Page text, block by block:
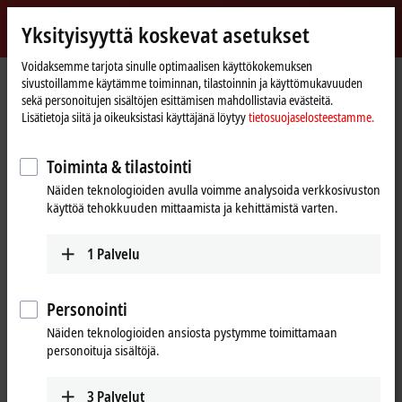
Beckhoff
-
New
Automation
Technology
myBeckhoff
KotisivuTuki
Tervetuloa webinaareihimme
TwinSAFE Tutorial 9: Realization of Safe Brake Test with an AX8000
Kun napsautat ”Hyväksy”, näytämme videon ja mukautamme
Yksityisyyttä koskevat asetukset
Voidaksemme tarjota sinulle optimaalisen käyttökokemuksen
sivustoillamme käytämme toiminnan, tilastoinnin ja käyttömukavuuden
sekä personoitujen sisältöjen esittämisen mahdollistavia evästeitä.
Lisätietoja siitä ja oikeuksistasi käyttäjänä löytyytietosuojaselosteestamme.
Toiminta & tilastointi
Näiden teknologioiden avulla voimme analysoida verkkosivuston
käyttöä tehokkuuden mittaamista ja kehittämistä varten.
1 Palvelu
Personointi
Näiden teknologioiden ansiosta pystymme toimittamaan
personoituja sisältöjä.
3 Palvelut